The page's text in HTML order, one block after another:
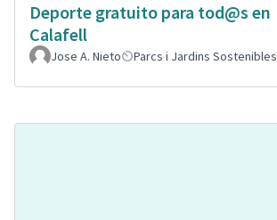
Deporte gratuito para tod@s en
Calafell
Jose A. Nieto Parcs i Jardins Sostenibles